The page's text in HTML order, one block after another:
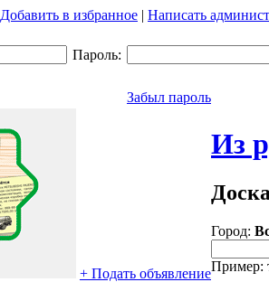
Добавить в избранное | Написать
Пароль:
Забыл пароль
+ Подать объявление
Из
Город:
Пример: